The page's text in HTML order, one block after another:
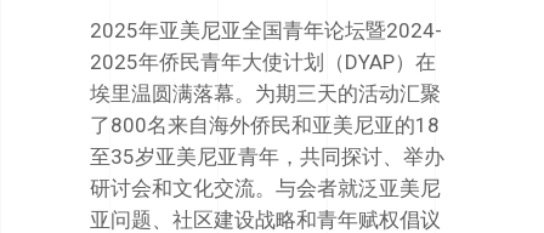
2025年亚美尼亚全国青年论坛暨2024-
2025年侨民青年大使计划（DYAP）在
埃里温圆满落幕。为期三天的活动汇聚
了800名来自海外侨民和亚美尼亚的18
至35岁亚美尼亚青年，共同探讨、举办
研讨会和文化交流。与会者就泛亚美尼
亚问题、社区建设战略和青年赋权倡议